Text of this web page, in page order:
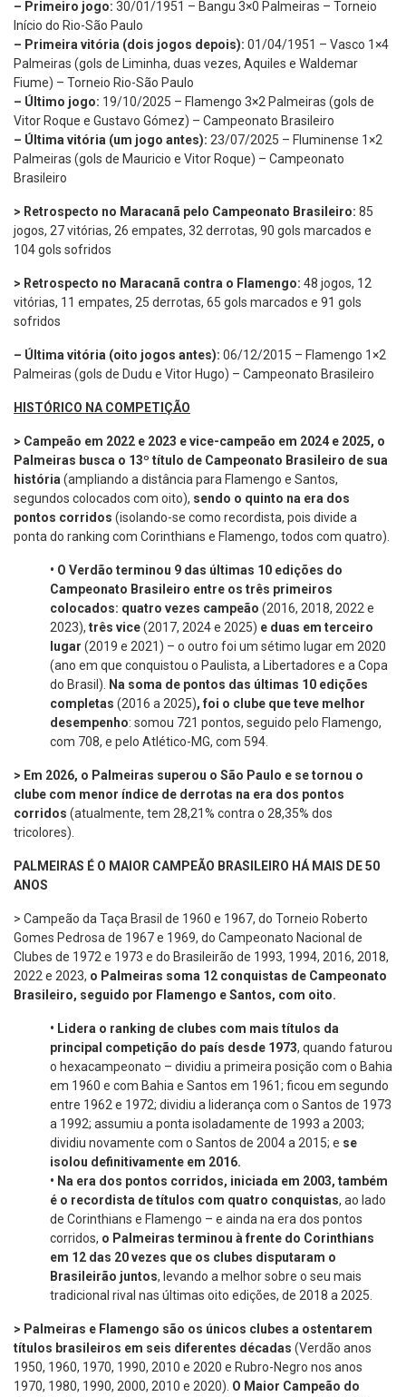
– Primeiro jogo: 30/01/1951 – Bangu 3×0 Palmeiras – Torneio
Início do Rio-São Paulo
– Primeira vitória (dois jogos depois): 01/04/1951 – Vasco 1×4
Palmeiras (gols de Liminha, duas vezes, Aquiles e Waldemar
Fiume) – Torneio Rio-São Paulo
– Último jogo: 19/10/2025 – Flamengo 3×2 Palmeiras (gols de
Vitor Roque e Gustavo Gómez) – Campeonato Brasileiro
– Última vitória (um jogo antes): 23/07/2025 – Fluminense 1×2
Palmeiras (gols de Mauricio e Vitor Roque) – Campeonato
Brasileiro
> Retrospecto no Maracanã pelo Campeonato Brasileiro: 85
jogos, 27 vitórias, 26 empates, 32 derrotas, 90 gols marcados e
104 gols sofridos
> Retrospecto no Maracanã contra o Flamengo: 48 jogos, 12
vitórias, 11 empates, 25 derrotas, 65 gols marcados e 91 gols
sofridos
– Última vitória (oito jogos antes): 06/12/2015 – Flamengo 1×2
Palmeiras (gols de Dudu e Vitor Hugo) – Campeonato Brasileiro
HISTÓRICO NA COMPETIÇÃO
> Campeão em 2022 e 2023 e vice-campeão em 2024 e 2025, o
Palmeiras busca o 13º título de Campeonato Brasileiro de sua
história (ampliando a distância para Flamengo e Santos,
segundos colocados com oito), sendo o quinto na era dos
pontos corridos (isolando-se como recordista, pois divide a
ponta do ranking com Corinthians e Flamengo, todos com quatro).
• O Verdão terminou 9 das últimas 10 edições do
Campeonato Brasileiro entre os três primeiros
colocados: quatro vezes campeão (2016, 2018, 2022 e
2023), três vice(2017, 2024 e 2025) e duas em terceiro
lugar (2019 e 2021) – o outro foi um sétimo lugar em 2020
(ano em que conquistou o Paulista, a Libertadores e a Copa
do Brasil).
Na soma de pontos das últimas 10 edições
completas (2016 a 2025), foi o clube que teve melhor
desempenho: somou 721 pontos, seguido pelo Flamengo,
com 708, e pelo Atlético-MG, com 594.
> Em 2026, o Palmeiras superou o São Paulo e se tornou o
clube com menor índice de derrotas na era dos pontos
corridos (atualmente, tem 28,21% contra o 28,35% dos
tricolores).
PALMEIRAS É O MAIOR CAMPEÃO BRASILEIRO HÁ MAIS DE 50
ANOS
> Campeão da Taça Brasil de 1960 e 1967, do Torneio Roberto
Gomes Pedrosa de 1967 e 1969, do Campeonato Nacional de
Clubes de 1972 e 1973 e do Brasileirão de 1993, 1994, 2016, 2018,
2022 e 2023, o Palmeiras soma 12 conquistas de Campeonato
Brasileiro, seguido por Flamengo e Santos, com oito.
• Lidera o ranking de clubes com mais títulos da
principal competição do país desde 1973, quando faturou
o hexacampeonato – dividiu a primeira posição com o Bahia
em 1960 e com Bahia e Santos em 1961; ficou em segundo
entre 1962 e 1972; dividiu a liderança com o Santos de 1973
a 1992; assumiu a ponta isoladamente de 1993 a 2003;
dividiu novamente com o Santos de 2004 a 2015; e se
isolou definitivamente em 2016.
• Na era dos pontos corridos, iniciada em 2003, também
é o recordista de títulos com quatro conquistas, ao lado
de Corinthians e Flamengo – e ainda na era dos pontos
corridos, o Palmeiras terminou à frente do Corinthians
em 12 das 20 vezes que os clubes disputaram o
Brasileirão juntos, levando a melhor sobre o seu mais
tradicional rival nas últimas oito edições, de 2018 a 2025.
> Palmeiras e Flamengo são os únicos clubes a ostentarem
títulos brasileiros em seis diferentes décadas (Verdão anos
1950, 1960, 1970, 1990, 2010 e 2020 e Rubro-Negro nos anos
1970, 1980, 1990, 2000, 2010 e 2020). O Maior Campeão do